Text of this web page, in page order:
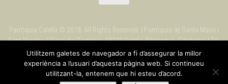
Parròquia Calella © 2018. All Rights Reserved. | Parròquia de Santa Maria i
Sant Nicolau | Plaça de l'Església. 08370 Calella (Maresme). Catalunya | Tel.
937 69 09 90
Utilitzem galetes de navegador a fi d’assegurar la millor
experiència a l’usuari d’aquesta pàgina web. Si continueu
utilitzant-la, entenem que hi esteu d’acord.